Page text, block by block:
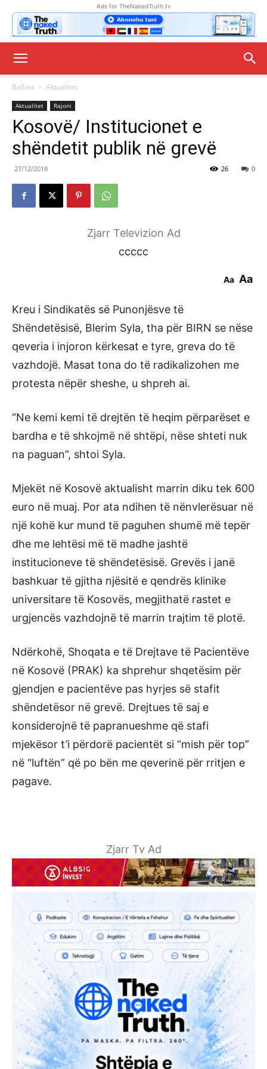
Ads for TheNakedTruth.tv
Ballina Aktualitet
Aktualitet Rajoni
Kosovë/ Institucionet e
shëndetit publik në grevë
27/12/2018 0
26
Zjarr Televizion Ad
ccccc
Aa Aa
Kreu i Sindikatës së Punonjësve të
Shëndetësisë, Blerim Syla, tha për BIRN se nëse
qeveria i injoron kërkesat e tyre, greva do të
vazhdojë. Masat tona do të radikalizohen me
protesta nëpër sheshe, u shpreh ai.
“Ne kemi kemi të drejtën të heqim përparëset e
bardha e të shkojmë në shtëpi, nëse shteti nuk
na paguan”, shtoi Syla.
Mjekët në Kosovë aktualisht marrin diku tek 600
euro në muaj. Por ata ndihen të nënvlerësuar në
një kohë kur mund të paguhen shumë më tepër
dhe me lehtësi më të madhe jashtë
institucioneve të shëndetësisë. Grevës i janë
bashkuar të gjitha njësitë e qendrës klinike
universitare të Kosovës, megjithatë rastet e
urgjencës vazhdojnë të marrin trajtim të plotë.
Ndërkohë, Shoqata e të Drejtave të Pacientëve
në Kosovë (PRAK) ka shprehur shqetësim për
gjendjen e pacientëve pas hyrjes së stafit
shëndetësor në grevë. Drejtues të saj e
konsiderojnë të papranueshme që stafi
mjekësor t’i përdorë pacientët si “mish për top”
në “luftën” që po bën me qeverinë për rritjen e
pagave.
Zjarr Tv Ad